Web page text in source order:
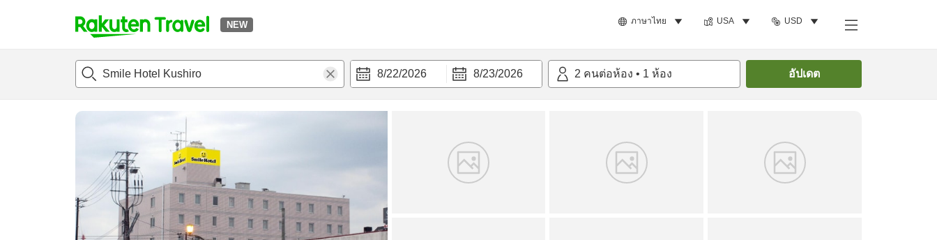
NEW ภาษาไทย USA USD
t
p
a
a
r
c
8/22/2026 8/23/2026 2 คนต่อห้อง • 1 ห้อง อัปเดต
แนะนำที่พักห้องพักและแพลนพัก ค้นหาห้องพัก